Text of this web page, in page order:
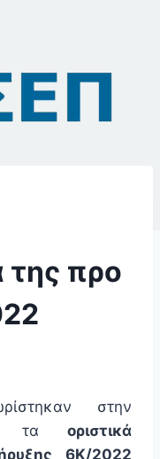
της προ
στην
τα οριστικά
6Κ/2022